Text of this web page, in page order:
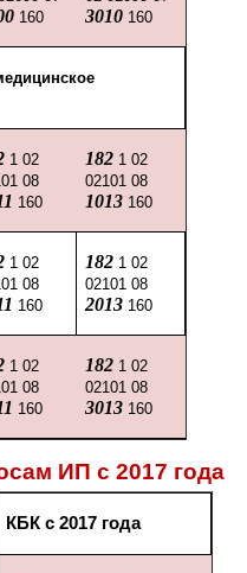
160 3010160
1 02
08
160
1821 02
02101 08
1013160
1 02
08
160
1821 02
02101 08
2013160
1 02
08
160
1821 02
02101 08
3013160
ИП с 2017 года
КБК с 2017 года